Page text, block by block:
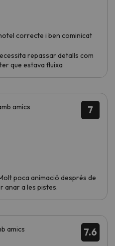
correcte i ben cominicat
repassar detalls com
que estava fluixa
7
amics
poca animació després de
anar a les pistes.
7.6
amics